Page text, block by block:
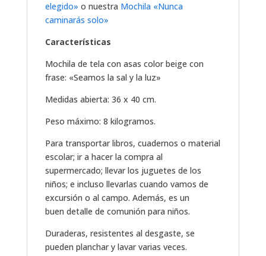
elegido» o nuestra Mochila «Nunca
caminarás solo»
Características
Mochila de tela con asas color beige con
frase: «Seamos la sal y la luz»
Medidas abierta: 36 x 40 cm.
Peso máximo: 8 kilogramos.
Para transportar libros, cuadernos o material
escolar; ir a hacer la compra al
supermercado; llevar los juguetes de los
niños; e incluso llevarlas cuando vamos de
excursión o al campo. Además, es un
buen detalle de comunión para niños.
Duraderas, resistentes al desgaste, se
pueden planchar y lavar varias veces.